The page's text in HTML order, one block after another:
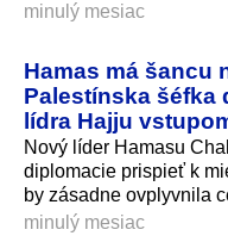
minulý mesiac
Hamas má šancu
Palestínska šéfka
lídra Hajju
Nový líder Hamasu
diplomacie prispieť k
by zásadne ovplyvnila
minulý mesiac